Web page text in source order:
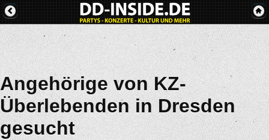
Angehörige von KZ-
Überlebenden in Dresden
gesucht